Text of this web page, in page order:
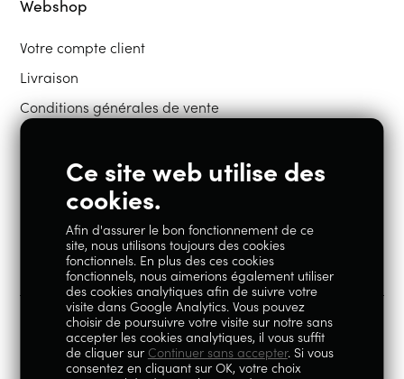
Webshop
Votre compte client
Livraison
Conditions générales de vente
Restons en contact
Instagram Facebook
100% Liégeois est un concept de la société Geoby SRL, TVA
BE0759.717.658, sise Avenue Reine Elisabeth 5 à 4020 Liège.
Ce site web utilise des
cookies.
Afin d'assurer le bon fonctionnement de ce
site, nous utilisons toujours des cookies
fonctionnels. En plus des ces cookies
fonctionnels, nous aimerions également utiliser
des cookies analytiques afin de suivre votre
visite dans Google Analytics. Vous pouvez
choisir de poursuivre votre visite sur notre sans
accepter les cookies analytiques, il vous suffit
de cliquer sur Continuer sans accepter. Si vous
consentez en cliquant sur OK, votre choix